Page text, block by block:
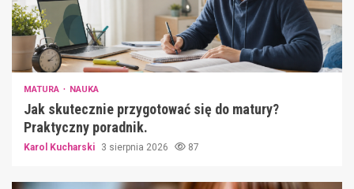
MATURA NAUKA
Jak skutecznie przygotować się do matury?
Praktyczny poradnik.
Karol Kucharski 3 sierpnia 2026 87